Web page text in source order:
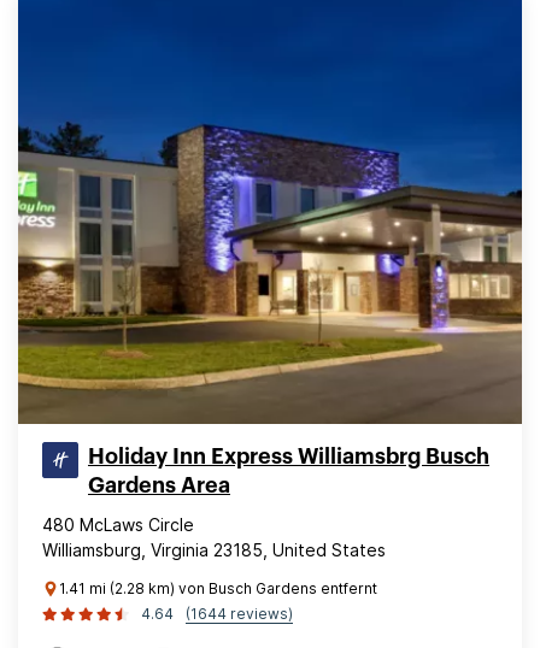
Holiday Inn Express Williamsbrg Busch
Gardens Area
480 McLaws Circle
Williamsburg, Virginia 23185, United States
1.41 mi (2.28 km) von Busch Gardens entfernt
4.64
(1644 reviews)